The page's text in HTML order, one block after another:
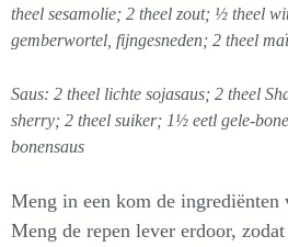
theel sesamolie; 2 theel zout; ½ theel
gemberwortel, fijngesneden; 2 theel
Saus: 2 theel lichte sojasaus; 2 theel
sherry; 2 theel suiker; 1½ eetl gele-
bonensaus
Meng in een kom de ingrediënten
Meng de repen lever erdoor,